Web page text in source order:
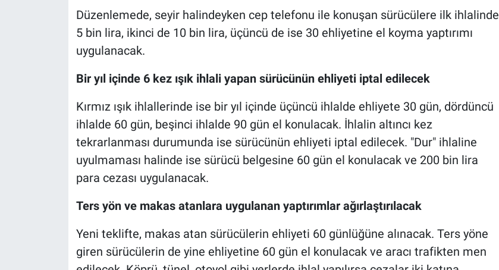
Düzenlemede, seyir halindeyken cep telefonu ile konuşan sürücülere ilk ihlalinde
5 bin lira, ikinci de 10 bin lira, üçüncü de ise 30 ehliyetine el koyma yaptırımı
uygulanacak.
Bir yıl içinde 6 kez ışık ihlali yapan sürücünün ehliyeti iptal edilecek
Kırmız ışık ihlallerinde ise bir yıl içinde üçüncü ihlalde ehliyete 30 gün, dördüncü
ihlalde 60 gün, beşinci ihlalde 90 gün el konulacak. İhlalin altıncı kez
tekrarlanması durumunda ise sürücünün ehliyeti iptal edilecek. "Dur" ihlaline
uyulmaması halinde ise sürücü belgesine 60 gün el konulacak ve 200 bin lira
para cezası uygulanacak.
Ters yön ve makas atanlara uygulanan yaptırımlar ağırlaştırılacak
Yeni teklifte, makas atan sürücülerin ehliyeti 60 günlüğüne alınacak. Ters yöne
giren sürücülerin de yine ehliyetine 60 gün el konulacak ve aracı trafikten men